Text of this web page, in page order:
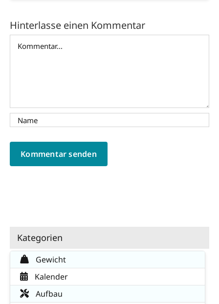
Hinterlasse einen Kommentar
Kategorien
Gewicht
Kalender
Aufbau